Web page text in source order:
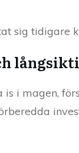
sig tidigare
i magen,